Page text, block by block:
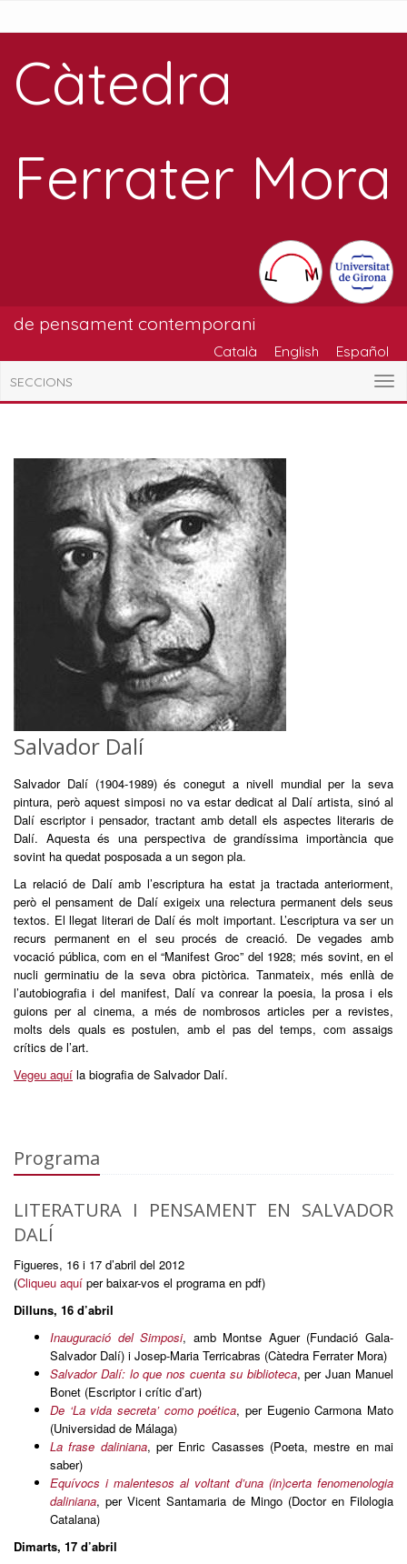
Càtedra
Ferrater Mora
de pensament contemporani
Català English Español
SECCIONS
Salvador Dalí
Salvador Dalí (1904-1989) és conegut a nivell mundial per la seva
pintura, però aquest simposi no va estar dedicat al Dalí artista, sinó al
Dalí escriptor i pensador, tractant amb detall els aspectes literaris de
Dalí. Aquesta és una perspectiva de grandíssima importància que
sovint ha quedat posposada a un segon pla.
La relació de Dalí amb l’escriptura ha estat ja tractada anteriorment,
però el pensament de Dalí exigeix una relectura permanent dels seus
textos. El llegat literari de Dalí és molt important. L’escriptura va ser un
recurs permanent en el seu procés de creació. De vegades amb
vocació pública, com en el “Manifest Groc” del 1928; més sovint, en el
nucli germinatiu de la seva obra pictòrica. Tanmateix, més enllà de
l’autobiografia i del manifest, Dalí va conrear la poesia, la prosa i els
guions per al cinema, a més de nombrosos articles per a revistes,
molts dels quals es postulen, amb el pas del temps, com assaigs
crítics de l’art.
Vegeu aquí la biografia de Salvador Dalí.
Programa
LITERATURA I PENSAMENT EN SALVADOR
DALÍ
Figueres, 16 i 17 d’abril del 2012
(Cliqueu aquí per baixar-vos el programa en pdf)
Dilluns, 16 d’abril
Inauguració del Simposi, amb Montse Aguer (Fundació Gala-
Salvador Dalí) i Josep-Maria Terricabras (Càtedra Ferrater Mora)
Salvador Dalí: lo que nos cuenta su biblioteca, per Juan Manuel
Bonet (Escriptor i crític d’art)
De ‘La vida secreta’ como poética, per Eugenio Carmona Mato
(Universidad de Málaga)
La frase daliniana, per Enric Casasses (Poeta, mestre en mai
saber)
Equívocs i malentesos al voltant d’una (in)certa fenomenologia
daliniana, per Vicent Santamaria de Mingo (Doctor en Filologia
Catalana)
Dimarts, 17 d’abril